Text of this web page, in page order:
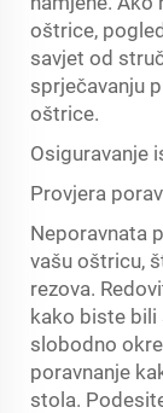
oštrice,
savjet od
sprječavanju
oštrice.
Osiguravanje
Provjera
Neporavnata
vašu oštricu,
rezova.
kako biste
slobodno
poravnanje
stola.